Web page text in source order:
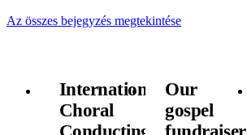
Az összes bejegyzés megtekintése
International
Choral
Our
gospel